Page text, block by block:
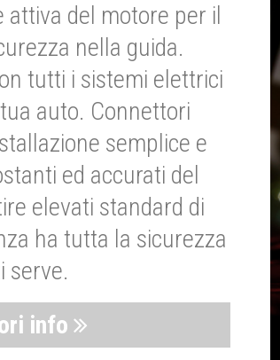
attiva del motore per il
nella guida.
tutti i sistemi elettrici
auto. Connettori
semplice e
ed accurati del
elevati standard di
ha tutta la sicurezza
serve.
info